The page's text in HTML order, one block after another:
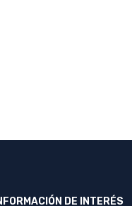
DE INTERÉS